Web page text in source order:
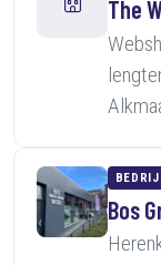
The
Bos